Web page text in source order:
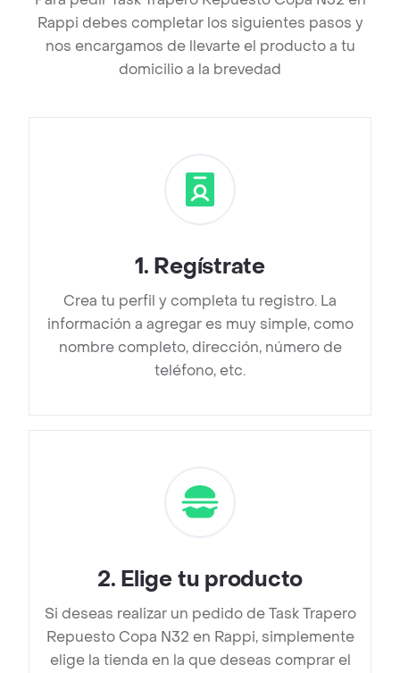
Rappi debes completar los siguientes pasos y
nos encargamos de llevarte el producto a tu
domicilio a la brevedad
1. Regístrate
Crea tu perfil y completa tu registro. La
información a agregar es muy simple, como
nombre completo, dirección, número de
teléfono, etc.
2. Elige tu producto
Si deseas realizar un pedido de Task Trapero
Repuesto Copa N32 en Rappi, simplemente
elige la tienda en la que deseas comprar el